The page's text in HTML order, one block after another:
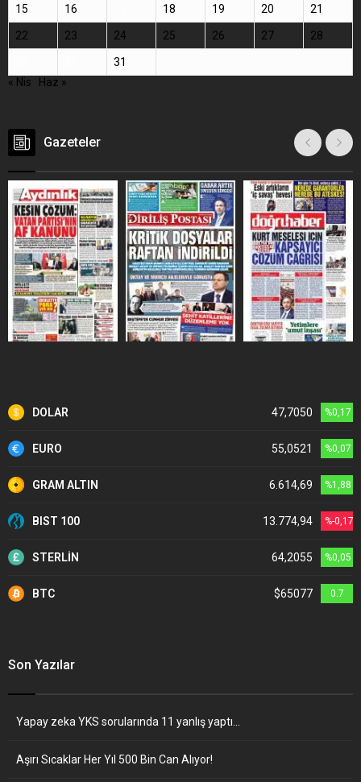
15 16 18 19 20 21
22 23 24 25 26 27 28
31
« Nis
Haz »
Gazeteler
DOLAR 47,7050 %0,17
EURO 55,0521 %0,07
GRAM ALTIN 6.614,69 %1,88
BIST 100 13.774,94 %-0,17
STERLİN 64,2055 %0,05
BTC $65077 0.7
Son Yazılar
Yapay zeka YKS sorularında 11 yanlış yaptı…
Aşırı Sıcaklar Her Yıl 500 Bin Can Alıyor!